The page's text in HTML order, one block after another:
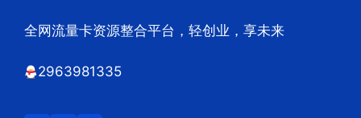
全网流量卡资源整合平台，轻创业，享未来
2963981335